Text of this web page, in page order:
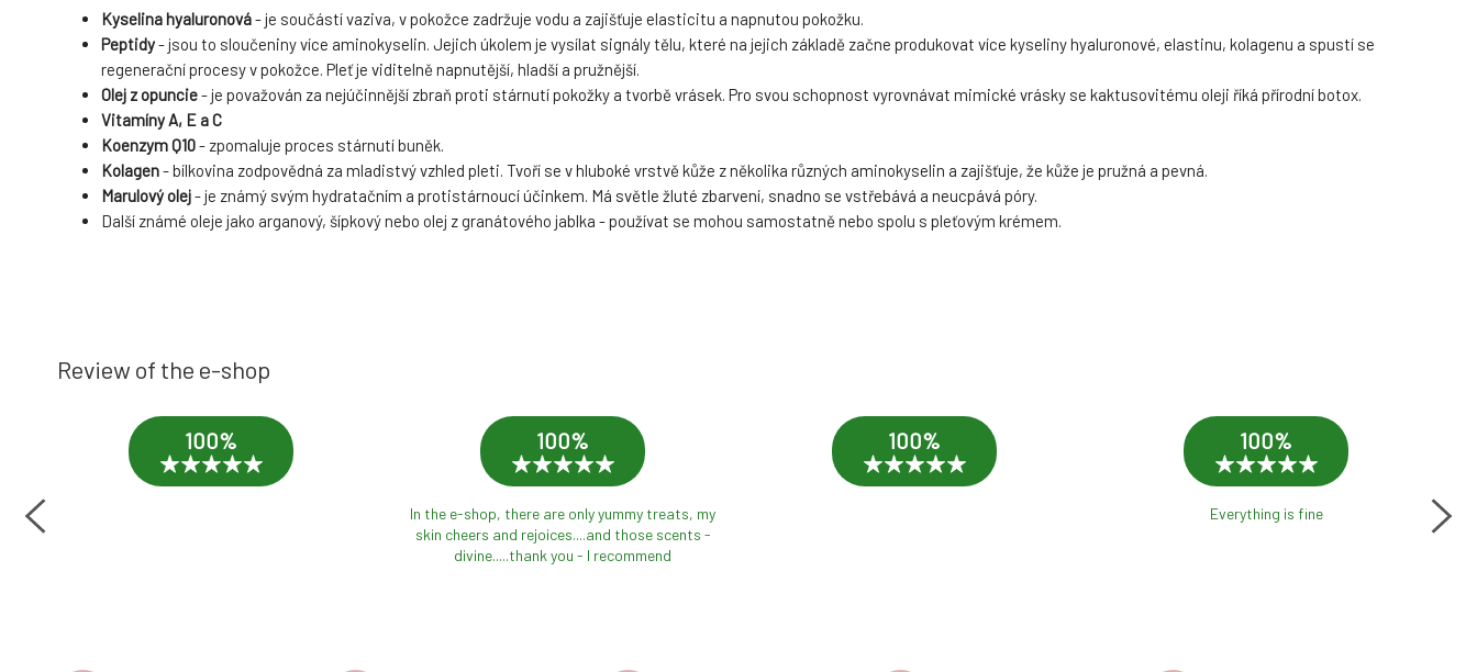
Kyselina hyaluronová- je součástí vaziva, v pokožce zadržuje vodu a zajišťuje elasticitu a napnutou pokožku.
Peptidy- jsou to sloučeniny více aminokyselin. Jejich úkolem je vysílat signály tělu, které na jejich základě začne produkovat více kyseliny hyaluronové, elastinu, kolagenu a spustí se
regenerační procesy v pokožce. Pleť je viditelně napnutější, hladší a pružnější.
Olej z opuncie- je považován za nejúčinnější zbraň proti stárnutí pokožky a tvorbě vrásek. Pro svou schopnost vyrovnávat mimické vrásky se kaktusovitému oleji říká přírodní botox.
Vitamíny A, E a C
Koenzym Q10- zpomaluje proces stárnutí buněk.
Kolagen- bílkovina zodpovědná za mladistvý vzhled pleti. Tvoří se v hluboké vrstvě kůže z několika různých aminokyselin a zajišťuje, že kůže je pružná a pevná.
Marulový olej- je známý svým hydratačním a protistárnoucí účinkem. Má světle žluté zbarvení, snadno se vstřebává a neucpává póry.
Další známé oleje jako arganový, šípkový nebo olej z granátového jablka - používat se mohou samostatně nebo spolu s pleťovým krémem.
Review of the e-shop
100% 100%
In the e-shop, there are only yummy treats, my
skin cheers and rejoices....and those scents -
divine.....thank you - I recommend
100% 100%
Everything is fine